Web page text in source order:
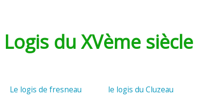
Logis du XVème siècle
Le logis de fresneau le logis du Cluzeau